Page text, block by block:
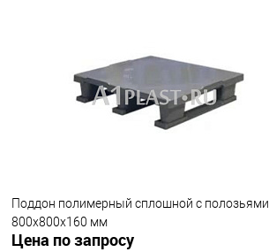
Под заказ
Поддон полимерный сплошной с полозьями
800х800х160 мм
Цена по запросу